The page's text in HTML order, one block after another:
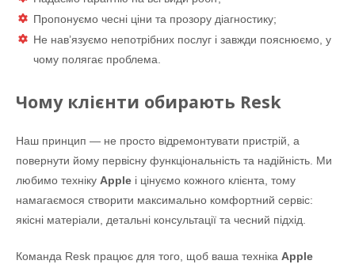
Пропонуємо чесні ціни та прозору діагностику;
Не нав’язуємо непотрібних послуг і завжди пояснюємо, у
чому полягає проблема.
Чому клієнти обирають Resk
Наш принцип — не просто відремонтувати пристрій, а
повернути йому первісну функціональність та надійність. Ми
любимо техніку Apple і цінуємо кожного клієнта, тому
намагаємося створити максимально комфортний сервіс:
якісні матеріали, детальні консультації та чесний підхід.
Команда Resk працює для того, щоб ваша техніка Apple